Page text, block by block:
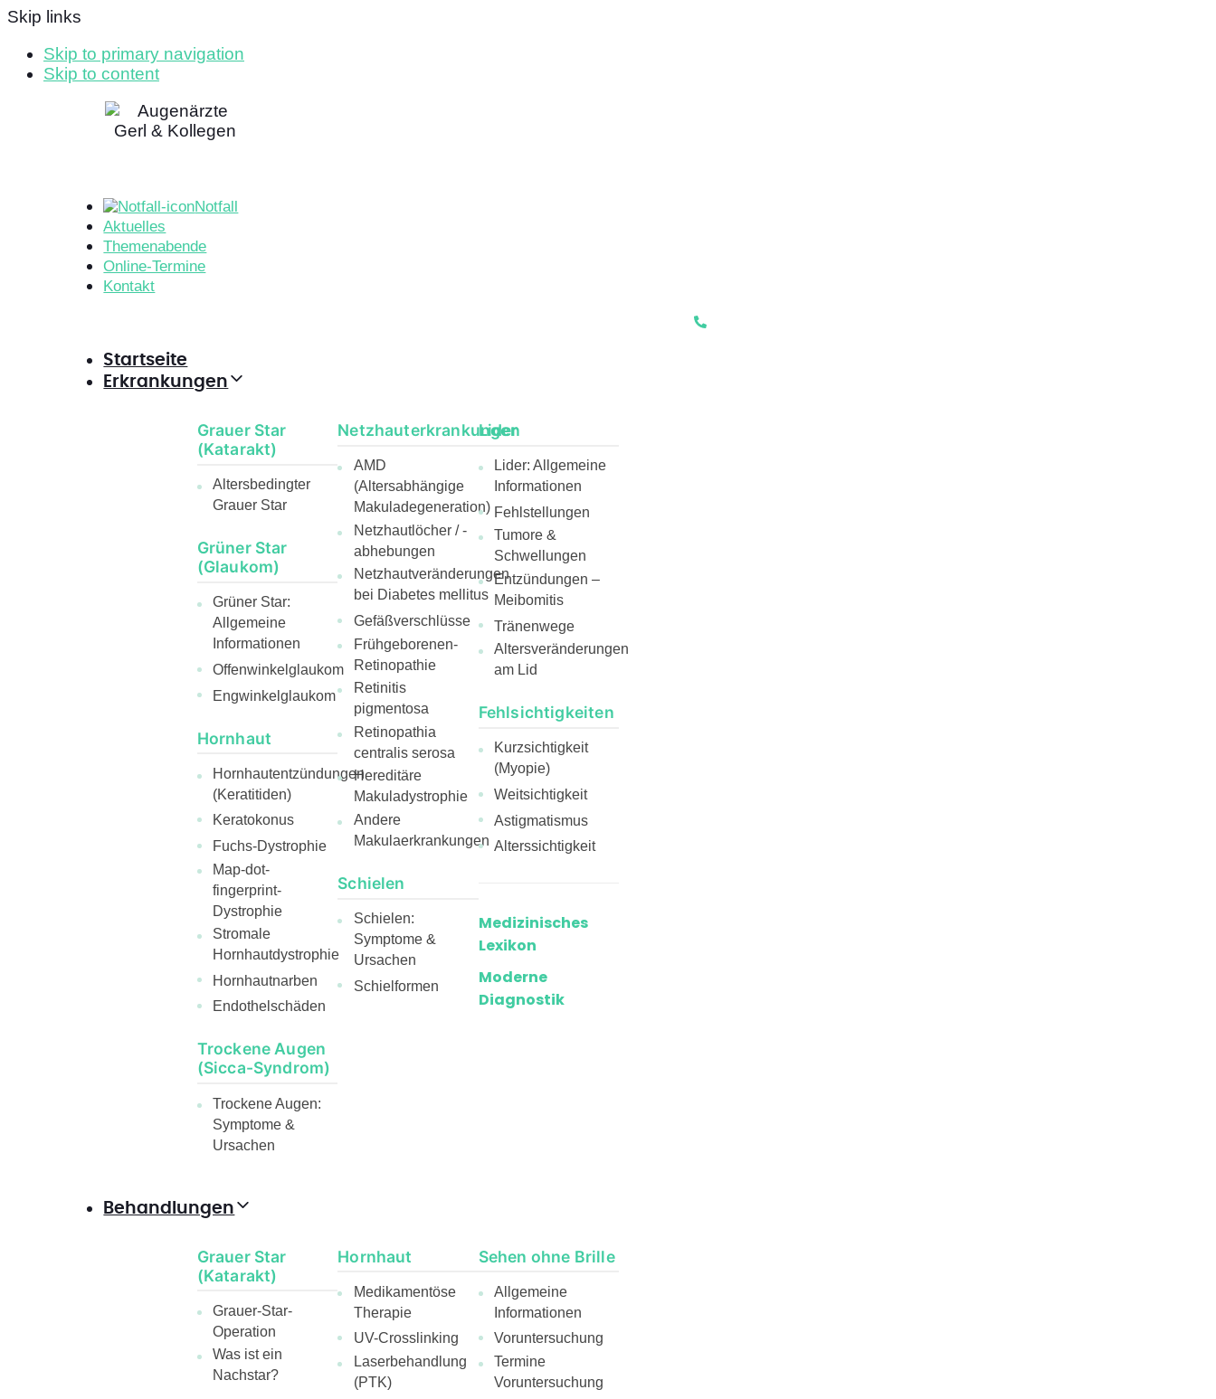
Skip links
Skip to primary navigation
Skip to content
Notfall
Aktuelles
Themenabende
Online-Termine
Kontakt
Startseite
Erkrankungen
Grauer Star
(Katarakt)
Altersbedingter
Grauer Star
Grüner Star
(Glaukom)
Grüner Star:
Allgemeine
Informationen
Offenwinkelglaukom
Engwinkelglaukom
Hornhaut
Hornhautentzündungen
(Keratitiden)
Keratokonus
Fuchs-Dystrophie
Map-dot-
fingerprint-
Dystrophie
Stromale
Hornhautdystrophie
Hornhautnarben
Endothelschäden
Trockene Augen
(Sicca-Syndrom)
Trockene Augen:
Symptome &
Ursachen
Netzhauterkrankungen
AMD
(Altersabhängige
Makuladegeneration)
Netzhautlöcher / -
abhebungen
Netzhautveränderungen
bei Diabetes mellitus
Gefäßverschlüsse
Frühgeborenen-
Retinopathie
Retinitis
pigmentosa
Retinopathia
centralis serosa
Hereditäre
Makuladystrophie
Andere
Makulaerkrankungen
Schielen
Schielen:
Symptome &
Ursachen
Schielformen
Lider
Lider: Allgemeine
Informationen
Fehlstellungen
Tumore &
Schwellungen
Entzündungen –
Meibomitis
Tränenwege
Altersveränderungen
am Lid
Fehlsichtigkeiten
Kurzsichtigkeit
(Myopie)
Weitsichtigkeit
Astigmatismus
Alterssichtigkeit
Medizinisches
Lexikon
Moderne
Diagnostik
Behandlungen
Grauer Star
(Katarakt)
Grauer-Star-
Operation
Was ist ein
Nachstar?
Hornhaut
Medikamentöse
Therapie
UV-Crosslinking
Laserbehandlung
(PTK)
Sehen ohne Brille
Allgemeine
Informationen
Voruntersuchung
Termine
Voruntersuchung